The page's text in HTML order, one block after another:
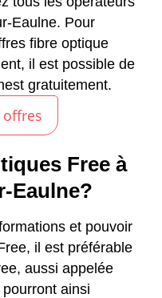
Eaulne. Pour
fibre optique
il est possible de
gratuitement.
Free à
Eaulne?
et pouvoir
il est préférable
aussi appelée
ainsi